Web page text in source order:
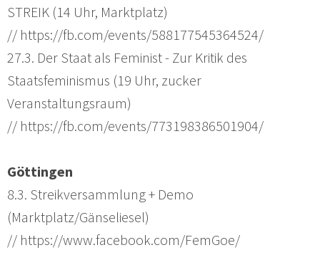
STREIK (14 Uhr, Marktplatz)
// https://fb.com/events/588177545364524/
27.3. Der Staat als Feminist - Zur Kritik des
Staatsfeminismus (19 Uhr, zucker
Veranstaltungsraum)
// https://fb.com/events/773198386501904/
Göttingen
8.3. Streikversammlung + Demo
(Marktplatz/Gänseliesel)
// https://www.facebook.com/FemGoe/